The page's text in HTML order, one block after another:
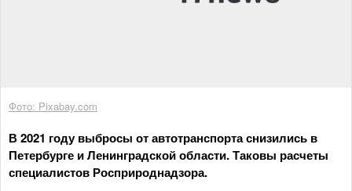
Фото: Pixabay.com
В 2021 году выбросы от автотранспорта снизились в
Петербурге и Ленинградской области. Таковы расчеты
специалистов Росприроднадзора.